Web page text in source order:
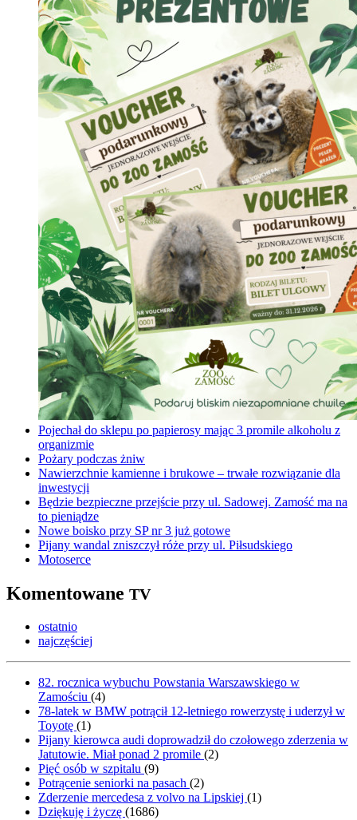
Pojechał do sklepu po papierosy mając 3 promile alkoholu z
organizmie
Pożary podczas żniw
Nawierzchnie kamienne i brukowe – trwałe rozwiązanie dla
inwestycji
Będzie bezpieczne przejście przy ul. Sadowej. Zamość ma na
to pieniądze
Nowe boisko przy SP nr 3 już gotowe
Pijany wandal zniszczył róże przy ul. Piłsudskiego
Motoserce
Komentowane TV
ostatnio
najczęściej
82. rocznica wybuchu Powstania Warszawskiego w
Zamościu (4)
78-latek w BMW potrącił 12-letniego rowerzystę i uderzył w
Toyotę (1)
Pijany kierowca audi doprowadził do czołowego zderzenia w
Jatutowie. Miał ponad 2 promile (2)
Pięć osób w szpitalu (9)
Potrącenie seniorki na pasach (2)
Zderzenie mercedesa z volvo na Lipskiej (1)
Dziękuję i życzę (1686)